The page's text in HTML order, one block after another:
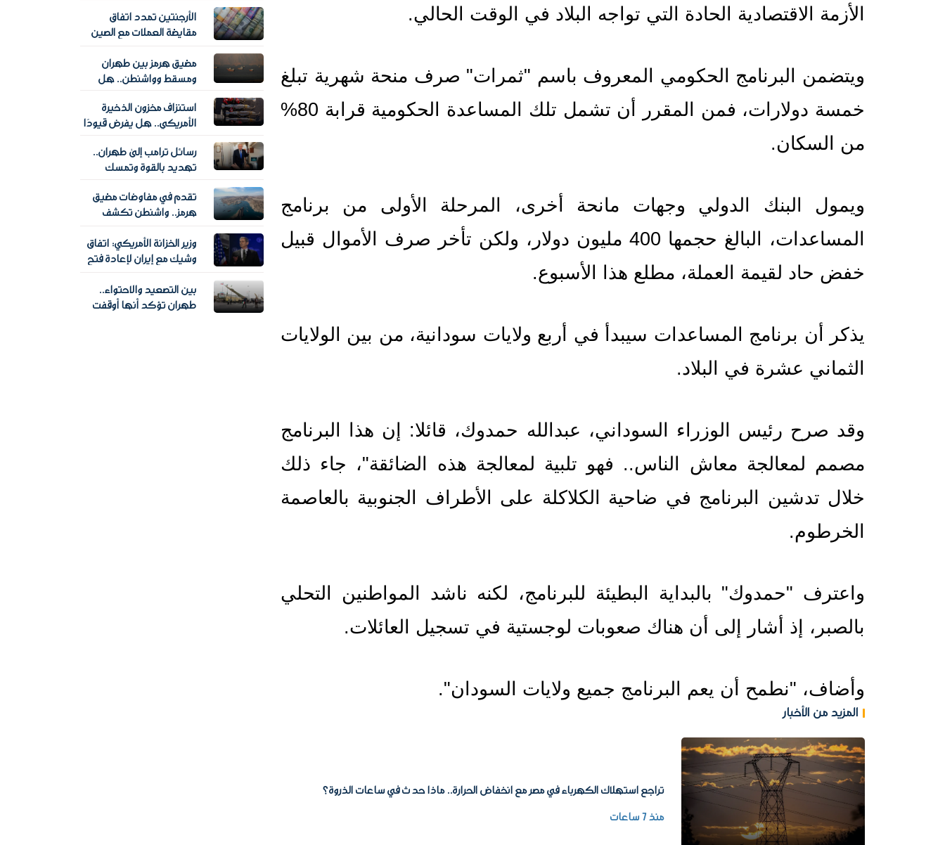
الأزمة الاقتصادية الحادة التي تواجه البلاد في الوقت الحالي.
من السكان.
خفض حاد لقيمة العملة، مطلع هذا الأسبوع.
الثماني عشرة في البلاد.
الخرطوم.
بالصبر، إذ أشار إلى أن هناك صعوبات لوجستية في تسجيل العائلات.
وأضاف، "نطمح أن يعم البرنامج جميع ولايات السودان".
المزيد من الأخبار
تراجع استهلاك الكهرباء في مصر مع انخفاض الحرارة.. ماذا حدث في ساعات الذروة؟
منذ 7 ساعات
الأرجنتين تمدد اتفاق
مقايضة العملات مع الصين
مضيق هرمز بين طهران
ومسقط وواشنطن.. هل
الملاحة؟
استنزاف مخزون الذخيرة
الأمريكي.. هل يفرض قيودًا
العسكرية؟
رسائل ترامب إلى طهران..
تهديد بالقوة وتمسك
تقدم في مفاوضات مضيق
هرمز.. واشنطن تكشف
وتترقب اتفاقا قريبا
وزير الخزانة الأمريكي: اتفاق
وشيك مع إيران لإعادة فتح
بين التصعيد والاحتواء..
طهران تؤكد أنها أوقفت